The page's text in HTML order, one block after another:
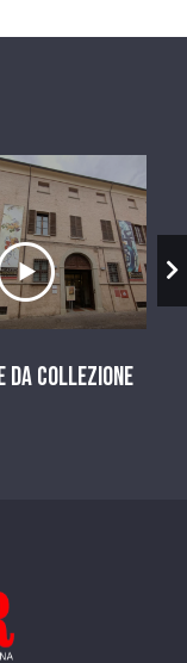
Ascolta il
da Collezione